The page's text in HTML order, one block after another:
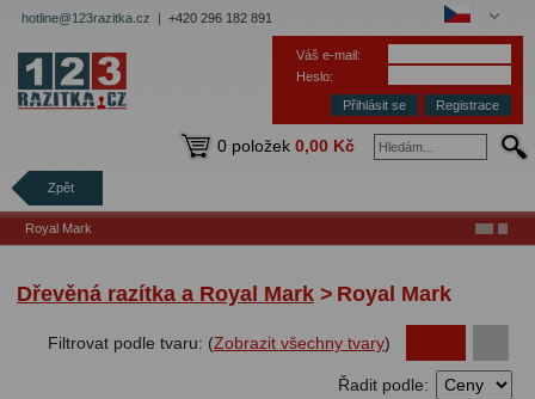
hotline@123razitka.cz | +420 296 182 891
Váš e-mail:
Heslo:
Registrace
0 položek 0,00 Kč
Zpět
Royal Mark
Dřevěná razítka a Royal Mark> Royal Mark
Filtrovat podle tvaru: (Zobrazit všechny tvary)
Řadit podle: